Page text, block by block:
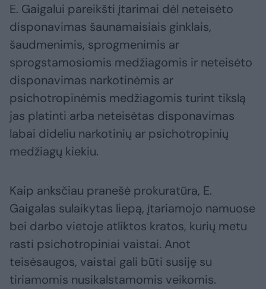
E. Gaigalui pareikšti įtarimai dėl neteisėto
disponavimas šaunamaisiais ginklais,
šaudmenimis, sprogmenimis ar
sprogstamosiomis medžiagomis ir neteisėto
disponavimas narkotinėmis ar
psichotropinėmis medžiagomis turint tikslą
jas platinti arba neteisėtas disponavimas
labai dideliu narkotinių ar psichotropinių
medžiagų kiekiu.
Kaip anksčiau pranešė prokuratūra, E.
Gaigalas sulaikytas liepą, įtariamojo namuose
bei darbo vietoje atliktos kratos, kurių metu
rasti psichotropiniai vaistai. Anot
teisėsaugos, vaistai gali būti susiję su
tiriamomis nusikalstamomis veikomis.